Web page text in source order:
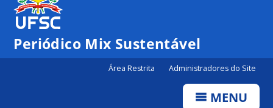
Periódico Mix Sustentável
Área Restrita Administradores do Site
MENU